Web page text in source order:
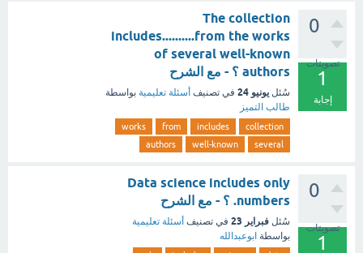
0
تصويتات
1
إجابة
The collection
includes..........from the works
of several well-known
authors ؟ - مع الشرح
سُئل يونيو 24 في تصنيف أسئلة تعليمية بواسطة
طالب التميز
collection
includes
from
works
several
well-known
authors
0
تصويتات
1
Data science includes only
numbers. ؟ - مع الشرح
سُئل فبراير 23 في تصنيف أسئلة تعليمية
بواسطة ابوعبدالله